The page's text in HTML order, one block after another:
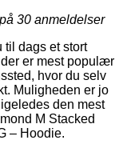
30 anmeldelser
dags et stort
er mest populær
hvor du selv
Muligheden er jo
den mest
M Stacked
– Hoodie.